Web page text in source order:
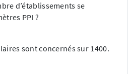
d’établissements se
PPI ?
sont concernés sur 1400.